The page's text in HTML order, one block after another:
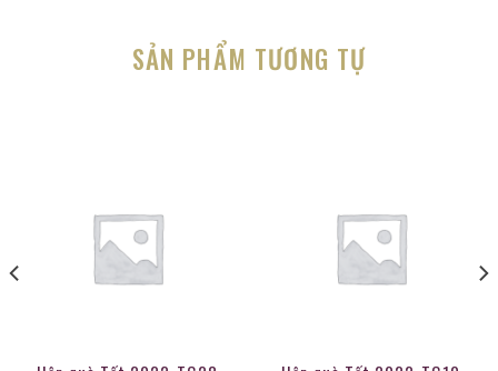
SẢN PHẨM TƯƠNG TỰ